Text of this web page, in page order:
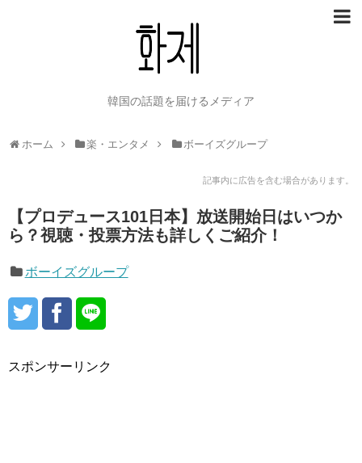
韓国の話題を届けるメディア
ホーム 楽・エンタメ ボーイズグループ
記事内に広告を含む場合があります。
【プロデュース101日本】放送開始日はいつか
ら？視聴・投票方法も詳しくご紹介！
ボーイズグループ
スポンサーリンク